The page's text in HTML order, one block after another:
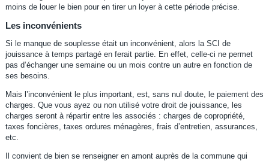
moins de louer le bien pour en tirer un loyer à cette période précise.
Les inconvénients
Si le manque de souplesse était un inconvénient, alors la SCI de
jouissance à temps partagé en ferait partie. En effet, celle-ci ne permet
pas d’échanger une semaine ou un mois contre un autre en fonction de
ses besoins.
Mais l’inconvénient le plus important, est, sans nul doute, le paiement des
charges. Que vous ayez ou non utilisé votre droit de jouissance, les
charges seront à répartir entre les associés : charges de copropriété,
taxes foncières, taxes ordures ménagères, frais d’entretien, assurances,
etc.
Il convient de bien se renseigner en amont auprès de la commune qui